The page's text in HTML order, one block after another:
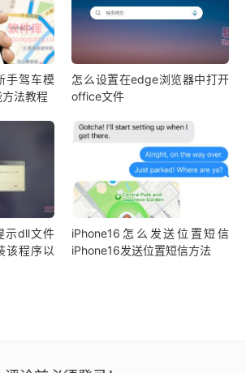
手驾车模
法教程
怎么设置在edge浏览器中打开
office文件
示dll文件
该程序以
iPhone16怎么发送位置短信
iPhone16发送位置短信方法